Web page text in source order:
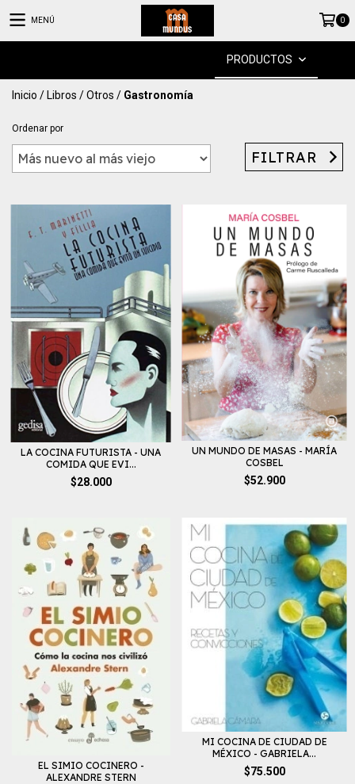
MENÚ 0
PRODUCTOS
Inicio / Libros /Otros / Gastronomía
Ordenar por
FILTRAR
LA COCINA FUTURISTA - UNA
COMIDA QUE EVI...
$28.000
UN MUNDO DE MASAS - MARÍA
COSBEL
$52.900
EL SIMIO COCINERO -
ALEXANDRE STERN
MI COCINA DE CIUDAD DE
MÉXICO - GABRIELA...
$75.500